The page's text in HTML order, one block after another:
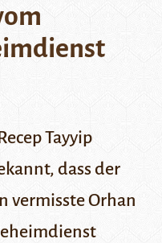
Tayyip
dass der
vermisste Orhan